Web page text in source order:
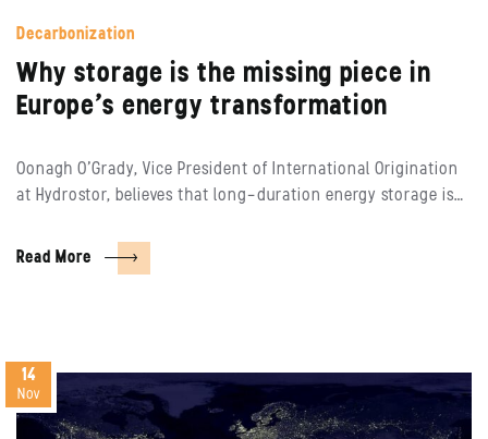
Decarbonization
Why storage is the missing piece in
Europe’s energy transformation
Oonagh O’Grady, Vice President of International Origination
at Hydrostor, believes that long-duration energy storage is…
Read More
14
Nov